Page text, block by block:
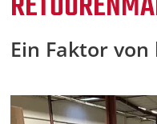
Ein Faktor